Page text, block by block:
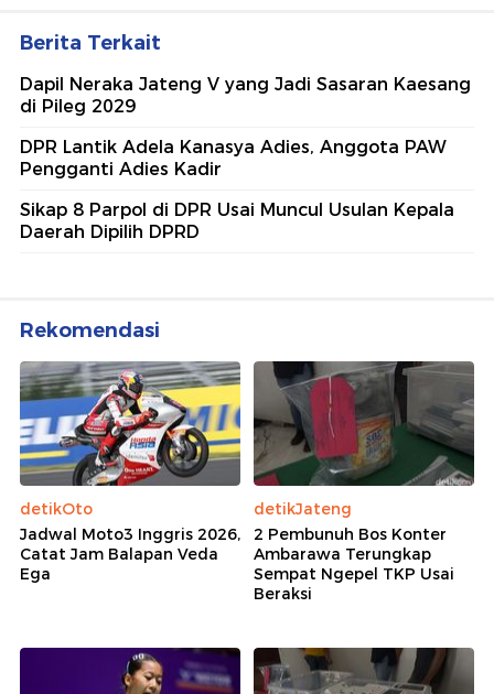
Berita Terkait
Dapil Neraka Jateng V yang Jadi Sasaran Kaesang
di Pileg 2029
DPR Lantik Adela Kanasya Adies, Anggota PAW
Pengganti Adies Kadir
Sikap 8 Parpol di DPR Usai Muncul Usulan Kepala
Daerah Dipilih DPRD
Rekomendasi
detikOto
Jadwal Moto3 Inggris 2026,
Catat Jam Balapan Veda
Ega
detikJateng
2 Pembunuh Bos Konter
Ambarawa Terungkap
Sempat Ngepel TKP Usai
Beraksi